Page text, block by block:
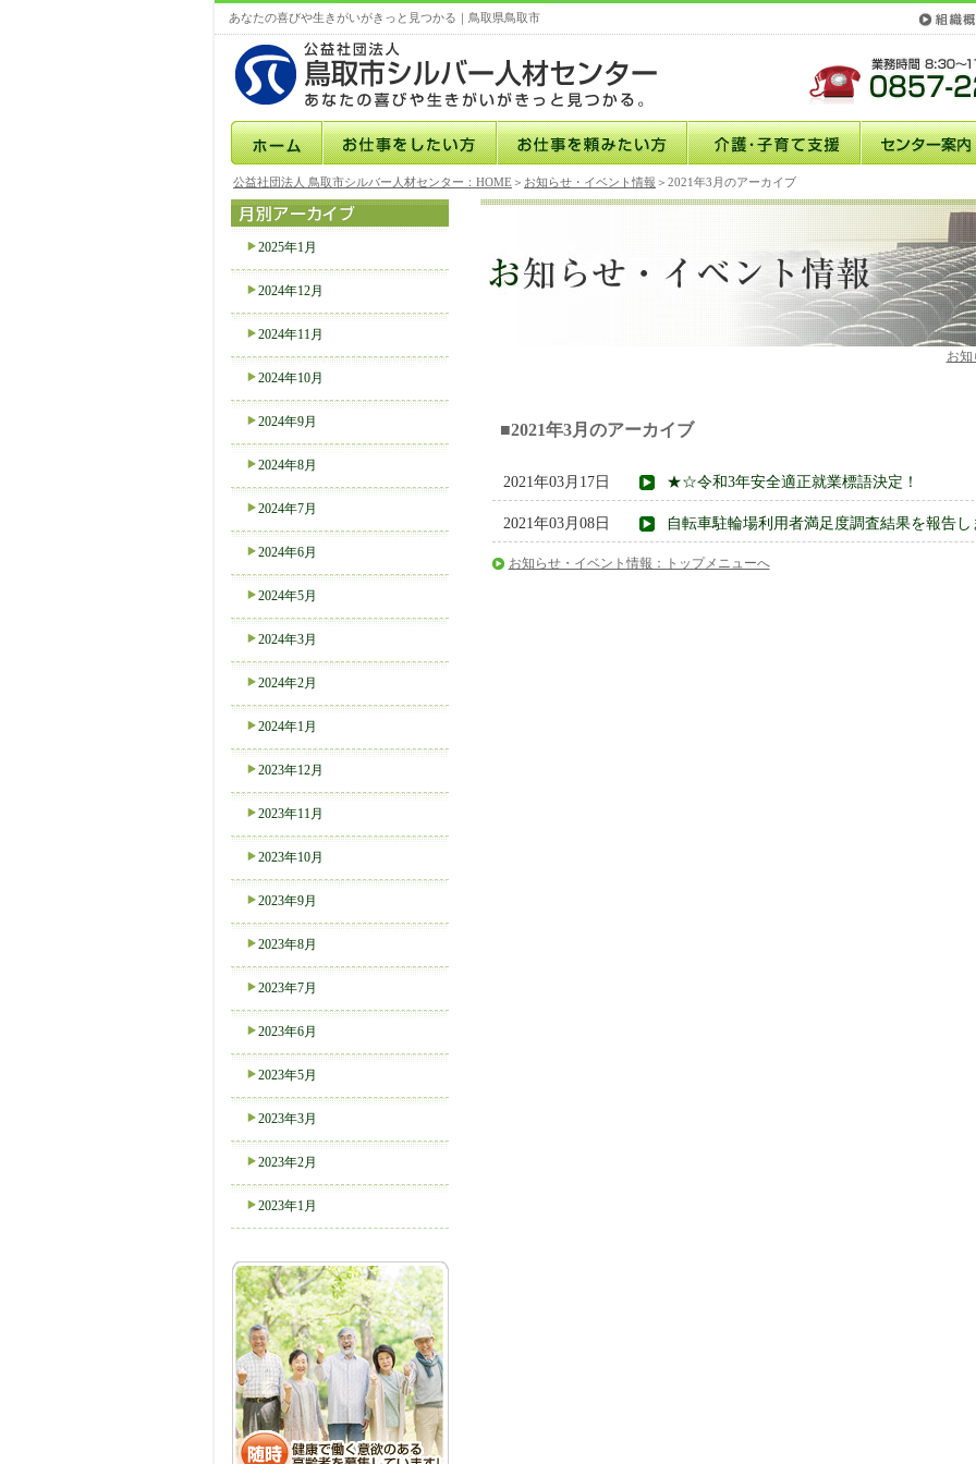
あなたの喜びや生きがいがきっと見つかる｜鳥取県鳥取市
公益社団法人 鳥取市シルバー人材センター：HOME ＞ お知らせ・イベント情報 ＞2021年3月のアーカイブ
お
■2021年3月のアーカイブ
2021年03月17日 ★☆令和3年安全適正就業標語決定！
2021年03月08日 自転車駐輪場利用者満足度調査結果を報告し
お知らせ・イベント情報：トップメニューへ
2025年1月
2024年12月
2024年11月
2024年10月
2024年9月
2024年8月
2024年7月
2024年6月
2024年5月
2024年3月
2024年2月
2024年1月
2023年12月
2023年11月
2023年10月
2023年9月
2023年8月
2023年7月
2023年6月
2023年5月
2023年3月
2023年2月
2023年1月